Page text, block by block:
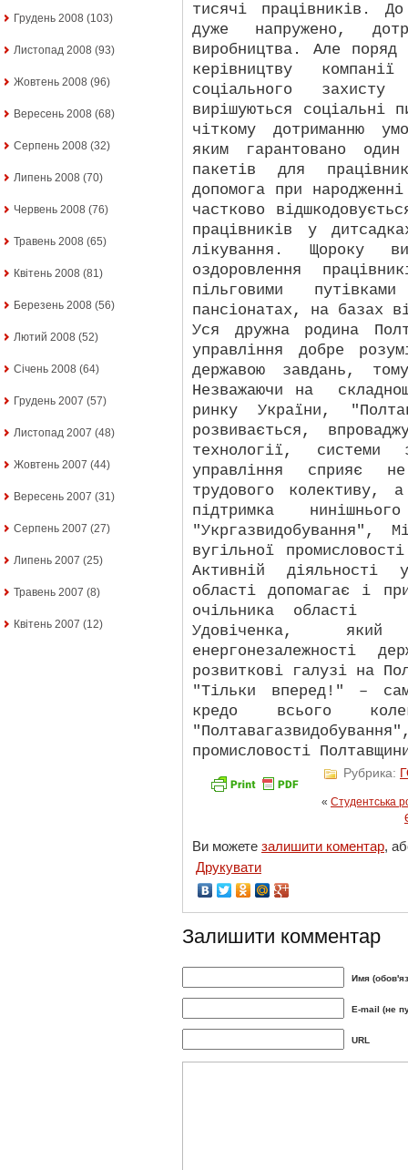
Грудень 2008 (103)
Листопад 2008 (93)
Жовтень 2008 (96)
Вересень 2008 (68)
Серпень 2008 (32)
Липень 2008 (70)
Червень 2008 (76)
Травень 2008 (65)
Квітень 2008 (81)
Березень 2008 (56)
Лютий 2008 (52)
Січень 2008 (64)
Грудень 2007 (57)
Листопад 2007 (48)
Жовтень 2007 (44)
Вересень 2007 (31)
Серпень 2007 (27)
Липень 2007 (25)
Травень 2007 (8)
Квітень 2007 (12)
тисячі працівників.
дуже напружено,
виробництва. Але
керівництву
соціального захисту
вирішуються соціальні
чіткому дотриманню
яким гарантовано
пакетів для
допомога при
частково
працівників у
лікування. Щороку
оздоровлення
пільговими
пансіонатах, на базах
Уся дружна родина
управління добре
державою завдань,
Незважаючи на
ринку України,
розвивається,
технології, системи
управління сприяє
трудового колективу,
підтримка
"Укргазвидобування",
вугільної
Активній діяльності
області допомагає і
очільника області
Удовіченка, який
енергонезалежності
розвиткові галузі на
"Тільки вперед!" –
кредо всього
промисловості
Рубрика:
« Студентська
Ви можете залишити коментар,
Друкувати
Залишити комментар
Имя
E-mail (не
URL